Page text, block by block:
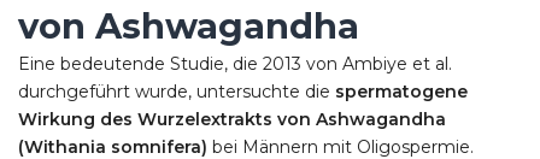
von Ashwagandha
Eine bedeutende Studie, die 2013 von Ambiye et al.
durchgeführt wurde, untersuchte die spermatogene
Wirkung des Wurzelextrakts von Ashwagandha
(Withania somnifera) bei Männern mit Oligospermie.